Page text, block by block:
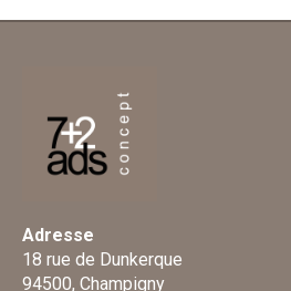
Adresse
18 rue de Dunkerque
94500, Champigny